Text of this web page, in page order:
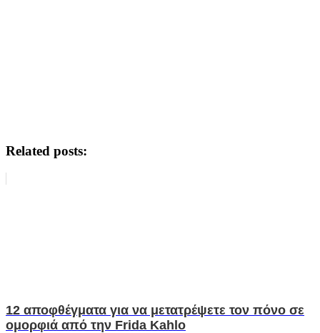
Related posts:
12 αποφθέγματα για να μετατρέψετε τον πόνο σε
ομορφιά από την Frida Kahlo